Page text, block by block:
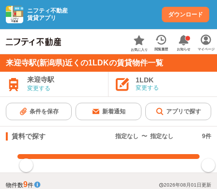
ニフティ不動産
賃貸アプリ
ダウンロード
お気に入り 閲覧履歴 お知らせ マイページ
来迎寺駅(新潟県)近くの1LDKの賃貸物件一覧
来迎寺駅
変更する
1LDK
変更する
条件を保存 新着通知 アプリで探す
賃料で探す 指定なし 〜 指定なし 9件
物件数9件 2026年08月01日更新